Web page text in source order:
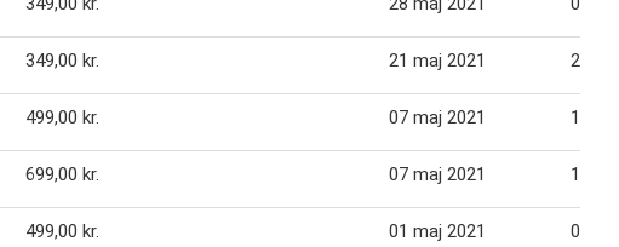
349,00 kr. 21 maj 2021 27
499,00 kr. 07 maj 2021 13
699,00 kr. 07 maj 2021 13
499,00 kr. 01 maj 2021 06